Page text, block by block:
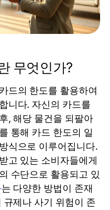
무엇인가?
드의 한도를 활용하여
니다. 자신의 카드를
, 해당 물건을 되팔아
통해 카드 한도의 일
식으로 이루어집니다.
고 있는 소비자들에게
수단으로 활용되고 있
는 다양한 방법이 존재
제나 사기 위험이 존